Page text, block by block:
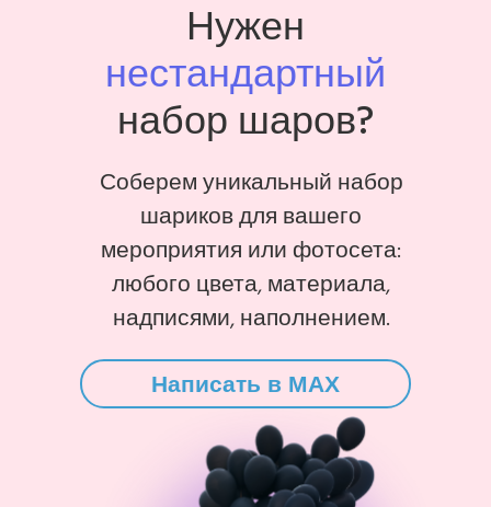
Нужен
нестандартный
набор шаров?
Соберем уникальный набор
шариков для вашего
мероприятия или фотосета:
любого цвета, материала,
надписями, наполнением.
Написать в MAX